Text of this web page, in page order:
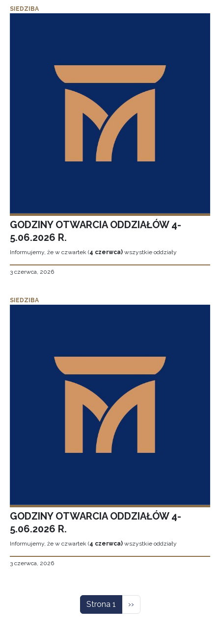
SIEDZIBA
GODZINY OTWARCIA ODDZIAŁÓW 4-
5.06.2026 R.
Informujemy, że w czwartek (4 czerwca) wszystkie oddziały
3 czerwca, 2026
SIEDZIBA
GODZINY OTWARCIA ODDZIAŁÓW 4-
5.06.2026 R.
Informujemy, że w czwartek (4 czerwca) wszystkie oddziały
3 czerwca, 2026
Strona 1 Następna strona
››